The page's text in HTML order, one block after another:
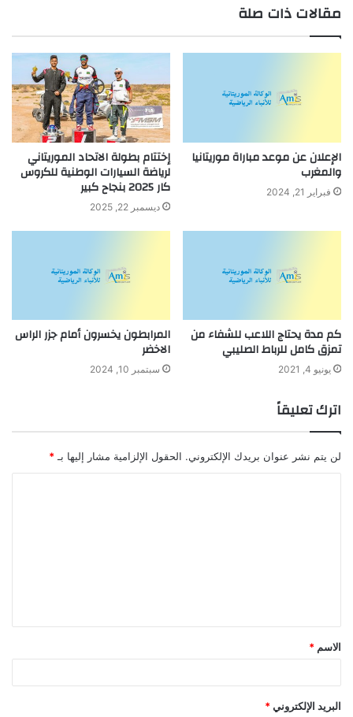
مقالات ذات صلة
الإعلان عن موعد مباراة موريتانيا
والمغرب
فبراير 21, 2024
إختتام بطولة الاتحاد الموريتاني
لرياضة السيارات الوطنية للكروس
كار 2025 بنجاح كبير
ديسمبر 22, 2025
كم مدة يحتاج اللاعب للشفاء من
تمزق كامل للرباط الصليبي
يونيو 4, 2021
المرابطون يخسرون أمام جزر الراس
الاخضر
سبتمبر 10, 2024
اترك تعليقاً
لن يتم نشر عنوان بريدك الإلكتروني. الحقول الإلزامية مشار إليها بـ *
ق
*
الاسم *
البريد الإلكتروني *